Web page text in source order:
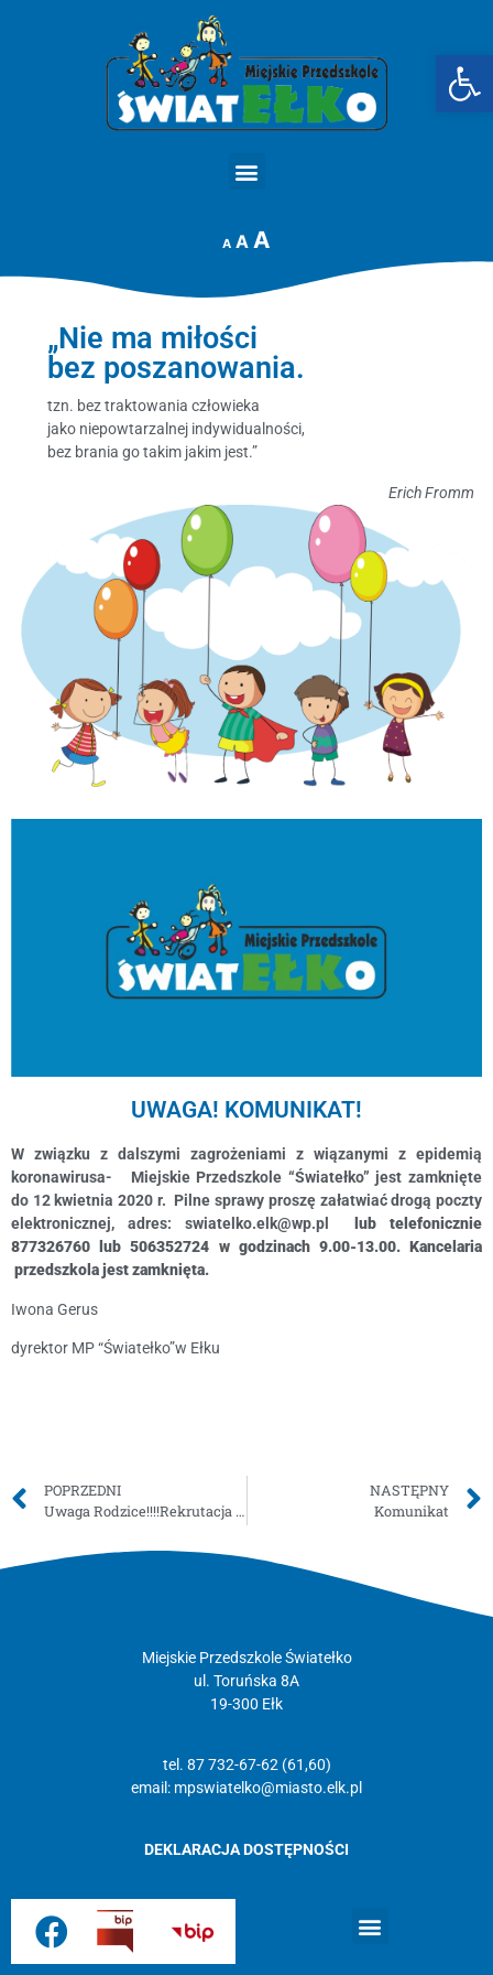
A A A
„Nie ma miłości
bez poszanowania.
tzn. bez traktowania człowieka
jako niepowtarzalnej indywidualności,
bez brania go takim jakim jest.”
Erich Fromm
UWAGA! KOMUNIKAT!
W związku z dalszymi zagrożeniami z wiązanymi z epidemią
koronawirusa- Miejskie Przedszkole “Światełko” jest zamknięte
do 12 kwietnia 2020 r. Pilne sprawy proszę załatwiać drogą poczty
elektronicznej, adres: swiatelko.elk@wp.pl
lub telefonicznie
877326760 lub 506352724 w godzinach 9.00-13.00. Kancelaria
przedszkola jest zamknięta.
Iwona Gerus
dyrektor MP “Światełko”w Ełku
POPRZEDNI
Uwaga Rodzice!!!!Rekrutacja – potwierdzenie woli
NASTĘPNY
Komunikat
Miejskie Przedszkole Światełko
ul. Toruńska 8A
19-300 Ełk
tel. 87 732-67-62 (61,60)
email: mpswiatelko@miasto.elk.pl
DEKLARACJA DOSTĘPNOŚCI